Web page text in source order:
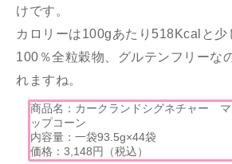
けです。
カロリーは100gあたり518Kcalと少
100％全粒穀物、グルテンフリーな
れますね。
商品名：カークランドシグネチャー
ップコーン
内容量：一袋93.5g×44袋
価格：3,148円（税込）